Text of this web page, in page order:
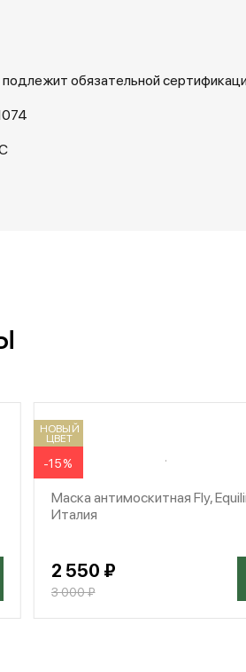
обязательной
НОВЫЙ
ЦВЕТ
-15%
Маска антимоскитная Fly,
Италия
2 550 ₽
3 000 ₽